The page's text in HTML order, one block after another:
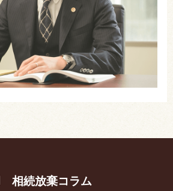
相続放棄コラム